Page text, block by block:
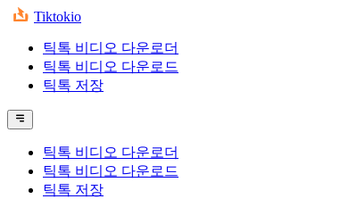
Tiktokio
틱톡 비디오 다운로더
틱톡 비디오 다운로드
틱톡 저장
틱톡 비디오 다운로더
틱톡 비디오 다운로드
틱톡 저장